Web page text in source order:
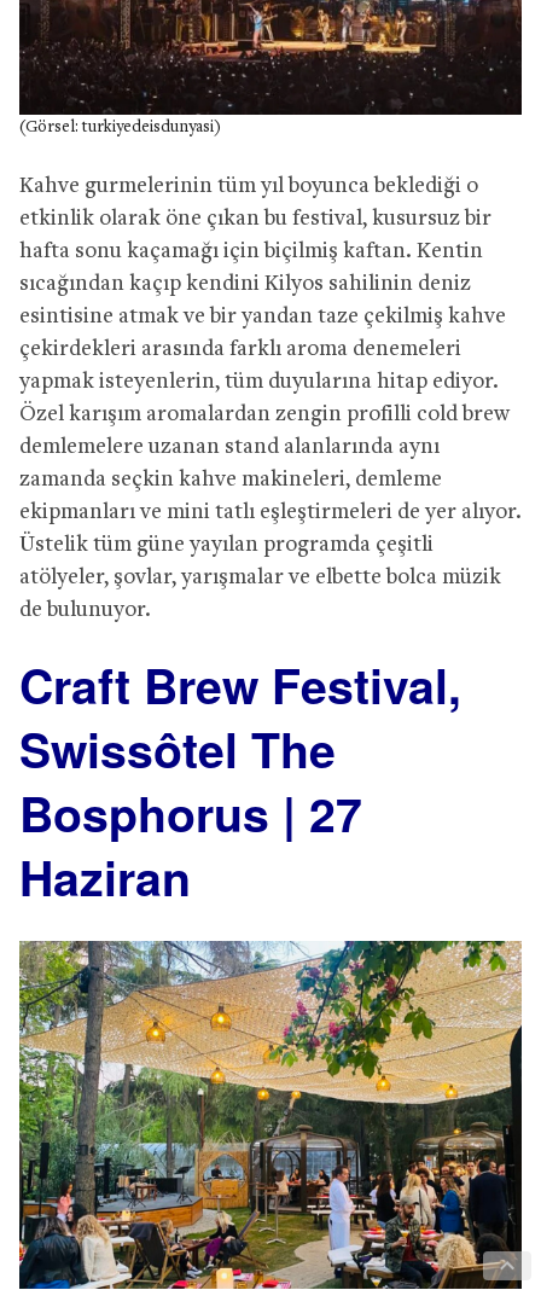
(Görsel: turkiyedeisdunyasi)
Kahve gurmelerinin tüm yıl boyunca beklediği o
etkinlik olarak öne çıkan bu festival, kusursuz bir
hafta sonu kaçamağı için biçilmiş kaftan. Kentin
sıcağından kaçıp kendini Kilyos sahilinin deniz
esintisine atmak ve bir yandan taze çekilmiş kahve
çekirdekleri arasında farklı aroma denemeleri
yapmak isteyenlerin, tüm duyularına hitap ediyor.
Özel karışım aromalardan zengin profilli cold brew
demlemelere uzanan stand alanlarında aynı
zamanda seçkin kahve makineleri, demleme
ekipmanları ve mini tatlı eşleştirmeleri de yer alıyor.
Üstelik tüm güne yayılan programda çeşitli
atölyeler, şovlar, yarışmalar ve elbette bolca müzik
de bulunuyor.
Craft Brew Festival,
Swissôtel The
Bosphorus | 27
Haziran